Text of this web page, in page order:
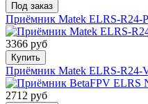
Под заказ
Приёмник Matek ELRS-R24-
3366 руб
Купить
Приёмник Matek ELRS-R24-
2712 руб